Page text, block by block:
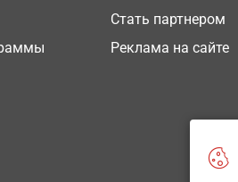
Стать партнером
Реклама на сайте